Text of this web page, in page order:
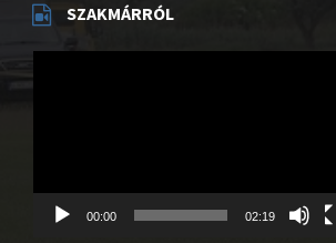
SZAKMÁRRÓL
00:00 02:19